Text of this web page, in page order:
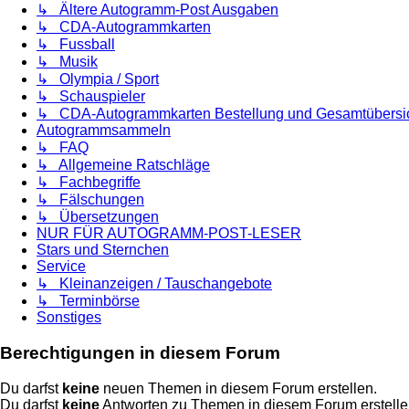
↳ Ältere Autogramm-Post Ausgaben
↳ CDA-Autogrammkarten
↳ Fussball
↳ Musik
↳ Olympia / Sport
↳ Schauspieler
↳ CDA-Autogrammkarten Bestellung und
Autogrammsammeln
↳ FAQ
↳ Allgemeine Ratschläge
↳ Fachbegriffe
↳ Fälschungen
↳ Übersetzungen
NUR FÜR AUTOGRAMM-POST-LESER
Stars und Sternchen
Service
↳ Kleinanzeigen / Tauschangebote
↳ Terminbörse
Sonstiges
Berechtigungen in diesem Forum
Du darfst keine neuen Themen in diesem Forum erstellen.
Du darfst keineAntworten zu Themen in diesem Forum